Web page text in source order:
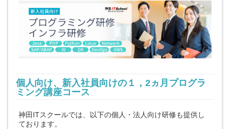
個人向け、新入社員向けの１，2ヵ月プログラ
ミング講座コース
神田ITスクールでは、以下の個人・法人向け研修も提供し
ております。